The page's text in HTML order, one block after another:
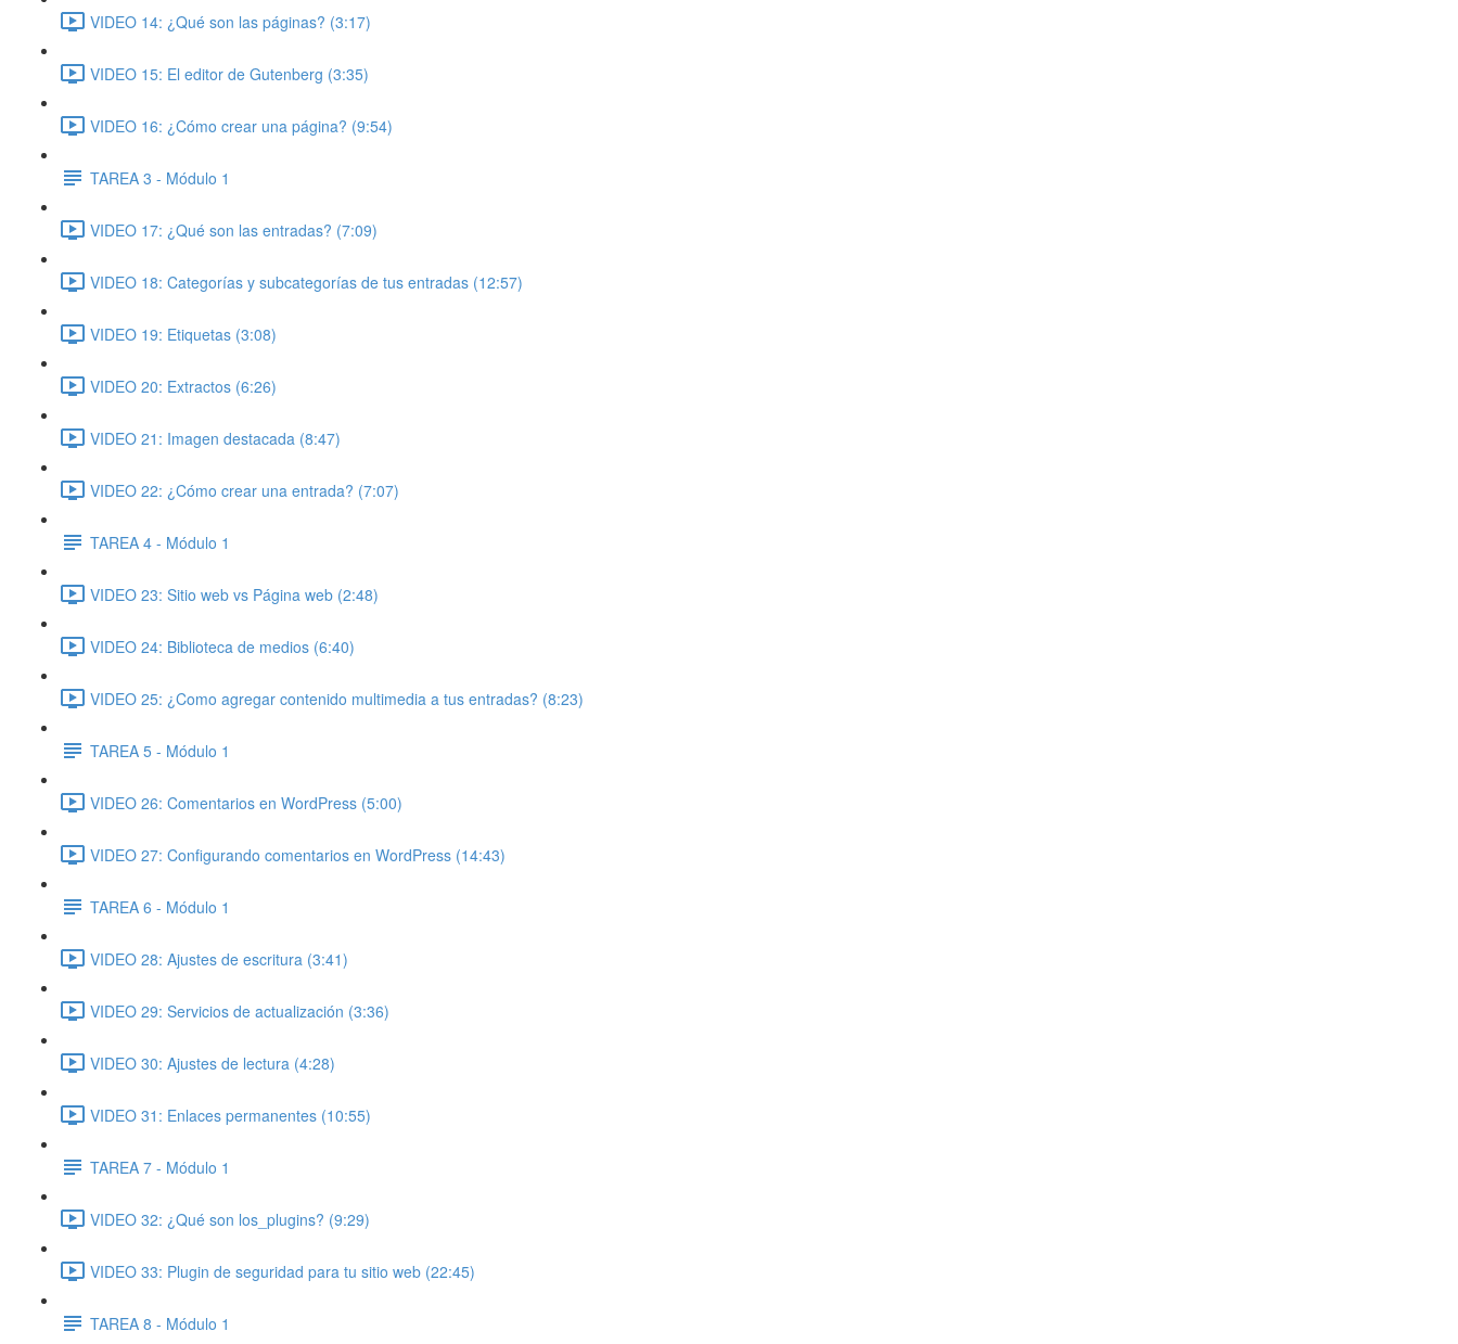
VIDEO 14: ¿Qué son las páginas? (3:17)
VIDEO 15: El editor de Gutenberg (3:35)
VIDEO 16: ¿Cómo crear una página? (9:54)
TAREA 3 - Módulo 1
VIDEO 17: ¿Qué son las entradas? (7:09)
VIDEO 18: Categorías y subcategorías de tus entradas (12:57)
VIDEO 19: Etiquetas (3:08)
VIDEO 20: Extractos (6:26)
VIDEO 21: Imagen destacada (8:47)
VIDEO 22: ¿Cómo crear una entrada? (7:07)
TAREA 4 - Módulo 1
VIDEO 23: Sitio web vs Página web (2:48)
VIDEO 24: Biblioteca de medios (6:40)
VIDEO 25: ¿Como agregar contenido multimedia a tus entradas? (8:23)
TAREA 5 - Módulo 1
VIDEO 26: Comentarios en WordPress (5:00)
VIDEO 27: Configurando comentarios en WordPress (14:43)
TAREA 6 - Módulo 1
VIDEO 28: Ajustes de escritura (3:41)
VIDEO 29: Servicios de actualización (3:36)
VIDEO 30: Ajustes de lectura (4:28)
VIDEO 31: Enlaces permanentes (10:55)
TAREA 7 - Módulo 1
VIDEO 32: ¿Qué son los_plugins? (9:29)
VIDEO 33: Plugin de seguridad para tu sitio web (22:45)
TAREA 8 - Módulo 1